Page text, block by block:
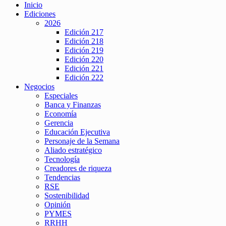
Inicio
Ediciones
2026
Edición 217
Edición 218
Edición 219
Edición 220
Edición 221
Edición 222
Negocios
Especiales
Banca y Finanzas
Economía
Gerencia
Educación Ejecutiva
Personaje de la Semana
Aliado estratégico
Tecnología
Creadores de riqueza
Tendencias
RSE
Sostenibilidad
Opinión
PYMES
RRHH